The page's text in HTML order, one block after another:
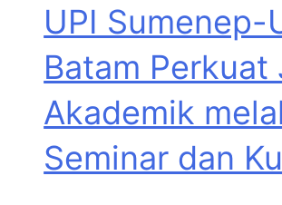
UPI Sumenep-
Batam Perkuat
Akademik
Seminar dan